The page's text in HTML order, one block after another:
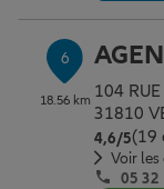
6
18.56 km 104 RUE
31810
4,6/5Note
(19
Voir les
05 32